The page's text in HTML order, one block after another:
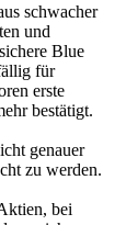
schwacher
und
Blue
für
erste
bestätigt.
genauer
zu werden.
bei